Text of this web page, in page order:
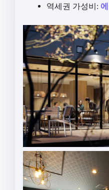
역세권 가성비: